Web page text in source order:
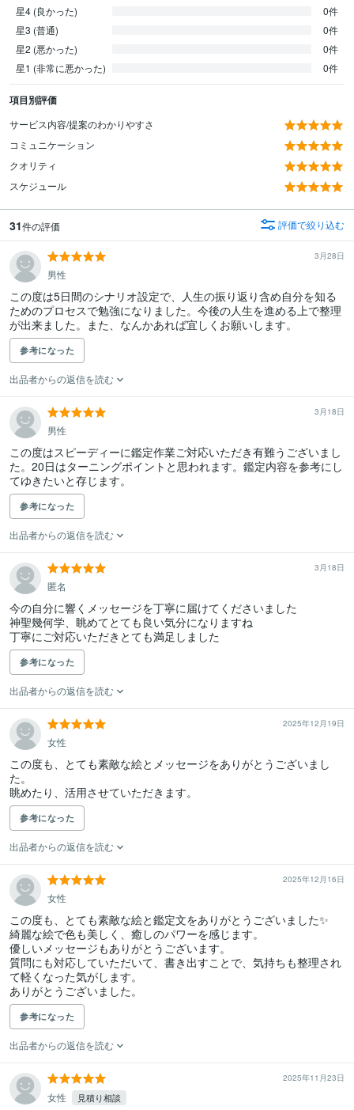
星4 (良かった)
0件
星3 (普通)
0件
星2 (悪かった)
0件
星1 (非常に悪かった)
0件
項目別評価
サービス内容/提案のわかりやすさ
コミュニケーション
クオリティ
スケジュール
31件の評価 評価で絞り込む
3月28日
男性
この度は5日間のシナリオ設定で、人生の振り返り含め自分を知る
ためのプロセスで勉強になりました。今後の人生を進める上で整理
が出来ました。また、なんかあれば宜しくお願いします。
参考になった
出品者からの返信を読む
3月18日
男性
この度はスピーディーに鑑定作業ご対応いただき有難うございまし
た。20日はターニングポイントと思われます。鑑定内容を参考にし
てゆきたいと存じます。
参考になった
出品者からの返信を読む
3月18日
匿名
今の自分に響くメッセージを丁寧に届けてくださいました
神聖幾何学、眺めてとても良い気分になりますね
丁寧にご対応いただきとても満足しました
参考になった
出品者からの返信を読む
2025年12月19日
女性
この度も、とても素敵な絵とメッセージをありがとうございまし
た。
眺めたり、活用させていただきます。
参考になった
出品者からの返信を読む
2025年12月16日
女性
この度も、とても素敵な絵と鑑定文をありがとうございました✨
綺麗な絵で色も美しく、癒しのパワーを感じます。
優しいメッセージもありがとうございます。
質問にも対応していただいて、書き出すことで、気持ちも整理され
て軽くなった気がします。
ありがとうございました。
参考になった
出品者からの返信を読む
2025年11月23日
女性 見積り相談